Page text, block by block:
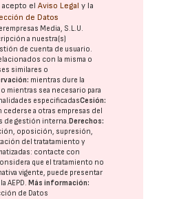
acepto elAviso Legal y la
de Datos
Media, S.L.U.
a nuestra(s)
de cuenta de usuario.
con la misma o
similares o
mientras dure la
mientras sea necesario para
especificadasCesión:
cederse a otras empresas del
de gestión interna.Derechos:
oposición, supresión,
del tratatamiento y
contacte con
que el tratamiento no
vigente, puede presentar
laAEPD.Más información:
de Datos